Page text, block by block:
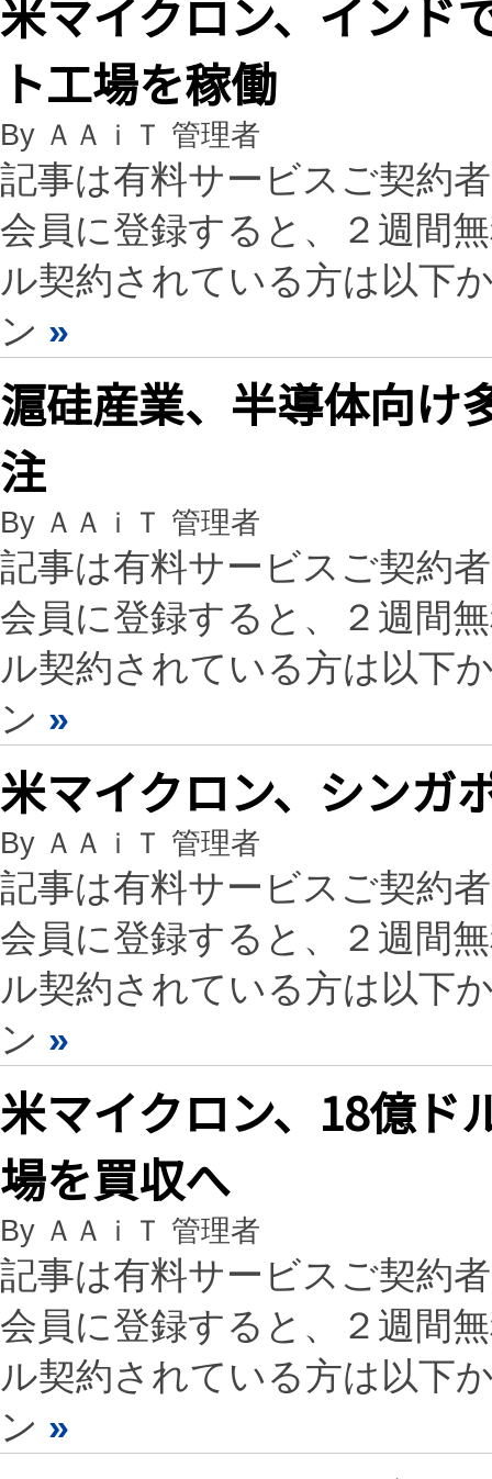
米マイクロン、インド
ト工場を稼働
By ＡＡｉＴ 管理者
記事は有料サービスご契約
会員に登録すると、２週間
ル契約されている方は以下
ン »
滬硅産業、半導体向け
注
By ＡＡｉＴ 管理者
記事は有料サービスご契約
会員に登録すると、２週間
ル契約されている方は以下
ン »
米マイクロン、シンガ
By ＡＡｉＴ 管理者
記事は有料サービスご契約
会員に登録すると、２週間
ル契約されている方は以下
ン »
米マイクロン、18億ド
場を買収へ
By ＡＡｉＴ 管理者
記事は有料サービスご契約
会員に登録すると、２週間
ル契約されている方は以下
ン »